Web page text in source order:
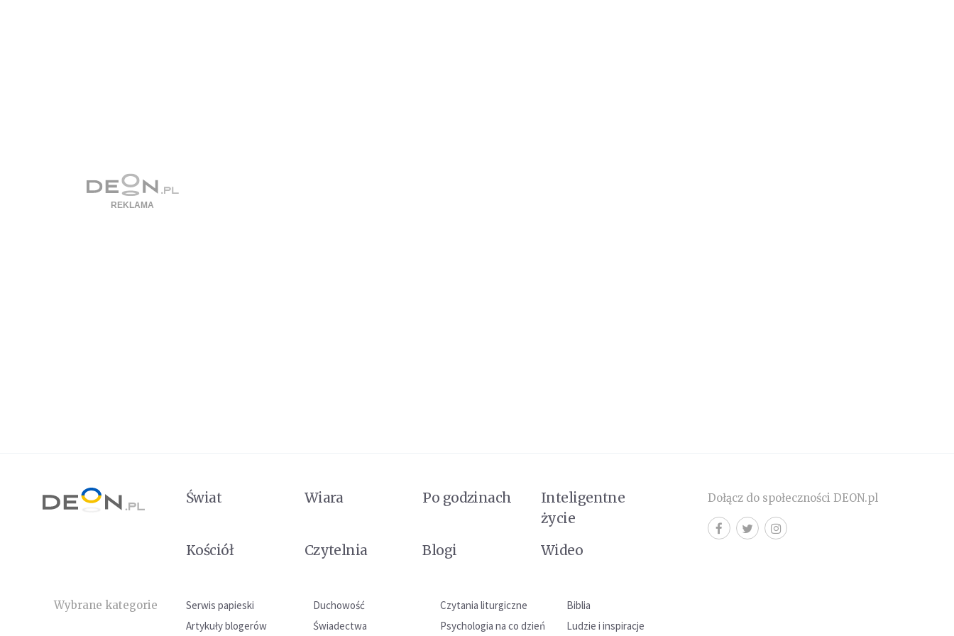
Świat Wiara Po godzinach
Inteligentne
życie
Kościół
Czytelnia Blogi Wideo
Wybrane kategorie Serwis papieski Duchowość Czytania liturgiczne
Biblia
Artykuły blogerów
Świadectwa Psychologia na co dzień Ludzie i inspiracje
Dołącz do społeczności DEON.pl